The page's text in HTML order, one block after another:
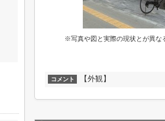
※写真や図と実際の現状とが異な
コメント 【外観】